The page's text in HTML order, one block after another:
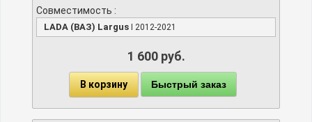
Совместимость :
LADA (ВАЗ) Largus I 2012-2021
1 600 руб.
В корзину Быстрый заказ